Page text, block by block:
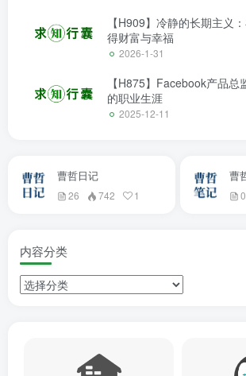
【H909】冷静的长期主义
得财富与幸福
2026-1-31
【H875】Facebook产品总
的职业生涯
2025-12-11
曹哲日记
26 742 1
曹
0
内容分类